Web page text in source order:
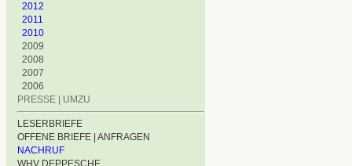
2012
2011
2010
2009
2008
2007
2006
PRESSE | UMZU
LESERBRIEFE
OFFENE BRIEFE | ANFRAGEN
NACHRUF
WHV DEPPESCHE